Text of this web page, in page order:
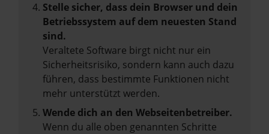
Stelle sicher, dass dein Browser und dein
Betriebssystem auf dem neuesten Stand
sind.
Veraltete Software birgt nicht nur ein
Sicherheitsrisiko, sondern kann auch dazu
führen, dass bestimmte Funktionen nicht
mehr unterstützt werden.
Wende dich an den Webseitenbetreiber.
Wenn du alle oben genannten Schritte